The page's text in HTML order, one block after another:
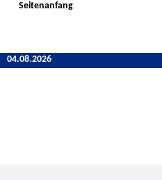
Seitenanfang
04.08.2026